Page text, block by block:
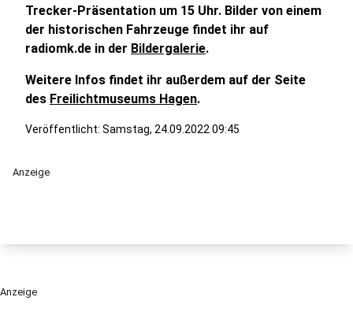
Trecker-Präsentation um 15 Uhr. Bilder von einem
der historischen Fahrzeuge findet ihr auf
radiomk.de in der Bildergalerie.
Weitere Infos findet ihr außerdem auf der Seite
des Freilichtmuseums Hagen.
Veröffentlicht: Samstag, 24.09.2022 09:45
Anzeige
Anzeige